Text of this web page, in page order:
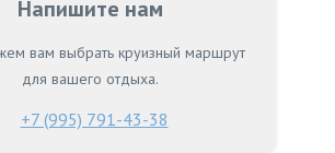
Напишите нам
вам выбрать круизный маршрут
для вашего отдыха.
+7 (995) 791-43-38